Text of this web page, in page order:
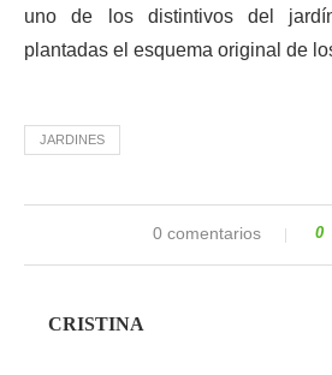
uno de los distintivos del
plantadas el esquema original de
JARDINES
0 comentarios 0
CRISTINA